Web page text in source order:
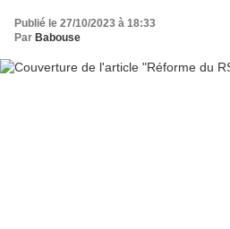
Publié le 27/10/2023 à 18:33
Par Babouse